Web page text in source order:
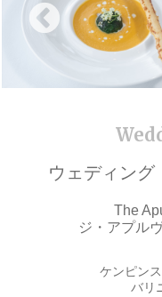
ウェディン
The
ジ・アプル
ケンピン
バリ